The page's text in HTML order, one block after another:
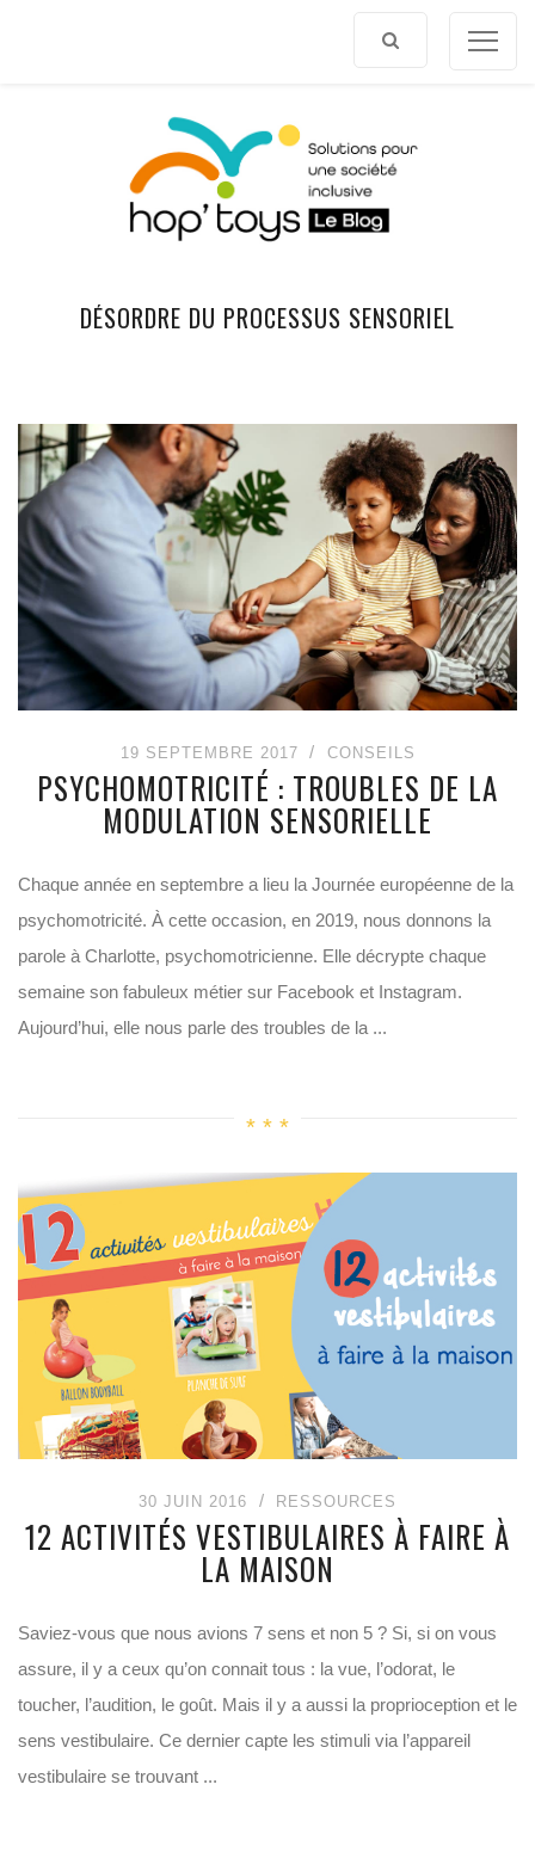
DÉSORDRE DU PROCESSUS SENSORIEL
19 SEPTEMBRE 2017 CONSEILS
PSYCHOMOTRICITÉ : TROUBLES DE LA
MODULATION SENSORIELLE
Chaque année en septembre a lieu la Journée européenne de la
psychomotricité. À cette occasion, en 2019, nous donnons la
parole à Charlotte, psychomotricienne. Elle décrypte chaque
semaine son fabuleux métier sur Facebook et Instagram.
Aujourd’hui, elle nous parle des troubles de la ...
30 JUIN 2016 RESSOURCES
12 ACTIVITÉS VESTIBULAIRES À FAIRE À
LA MAISON
Saviez-vous que nous avions 7 sens et non 5 ? Si, si on vous
assure, il y a ceux qu’on connait tous : la vue, l’odorat, le
toucher, l’audition, le goût. Mais il y a aussi la proprioception et le
sens vestibulaire. Ce dernier capte les stimuli via l’appareil
vestibulaire se trouvant ...